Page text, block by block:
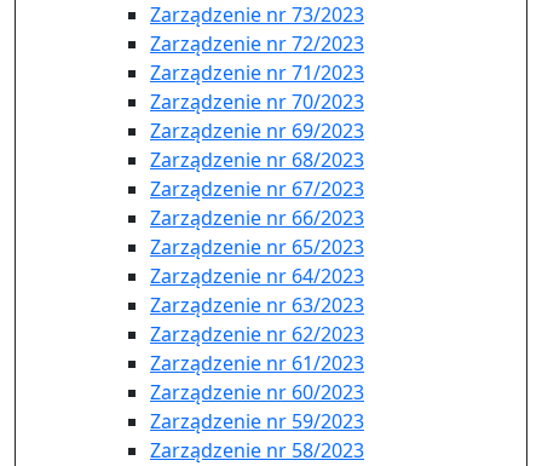
Zarządzenie nr 73/2023
Zarządzenie nr 72/2023
Zarządzenie nr 71/2023
Zarządzenie nr 70/2023
Zarządzenie nr 69/2023
Zarządzenie nr 68/2023
Zarządzenie nr 67/2023
Zarządzenie nr 66/2023
Zarządzenie nr 65/2023
Zarządzenie nr 64/2023
Zarządzenie nr 63/2023
Zarządzenie nr 62/2023
Zarządzenie nr 61/2023
Zarządzenie nr 60/2023
Zarządzenie nr 59/2023
Zarządzenie nr 58/2023